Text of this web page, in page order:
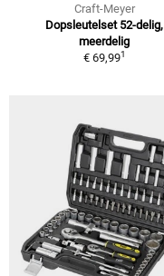
Craft-Meyer
Dopsleutelset 52-delig,
meerdelig
€ 69,991